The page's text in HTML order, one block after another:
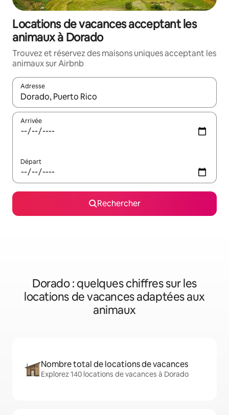
Locations de vacances acceptant les
animaux à Dorado
Trouvez et réservez des maisons uniques acceptant les
animaux sur Airbnb
Adresse
Lorsque les résultats s'affichent, utilisez les flèches vers le
Arrivée
Départ
Rechercher
Dorado : quelques chiffres sur les
locations de vacances adaptées aux
animaux
Nombre total de locations de vacances
Explorez 140 locations de vacances à Dorado